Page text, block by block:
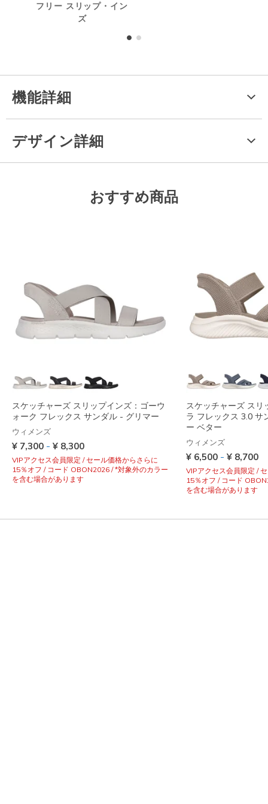
フリー スリップ・イン
ズ
機能詳細
デザイン詳細
おすすめ商品
スケッチャーズ スリップインズ：ゴーウ
ォーク フレックス サンダル - グリマー
ウィメンズ
¥ 7,300 - ¥ 8,300
VIPアクセス会員限定 / セール価格からさらに
15％オフ / コード OBON2026 / *対象外のカラー
を含む場合があります
スケッチャーズ スリ
ラ フレックス 3.0 サ
ー ベター
ウィメンズ
¥ 6,500 - ¥ 8,700
VIPアクセス会員限定 /
15％オフ / コード
を含む場合があります